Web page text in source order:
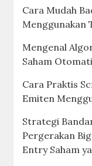
Cara Mudah
Menggunakan
Mengenal
Saham
Cara Praktis
Emiten
Strategi
Pergerakan
Entry Saham